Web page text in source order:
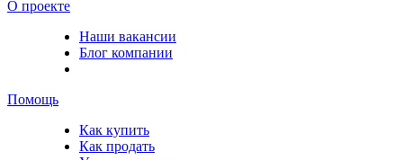
О проекте
Наши вакансии
Блог компании
Помощь
Как купить
Как продать